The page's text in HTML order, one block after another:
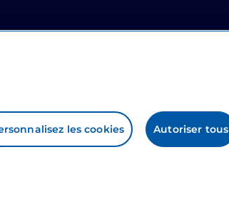
les cookies Autoriser tous